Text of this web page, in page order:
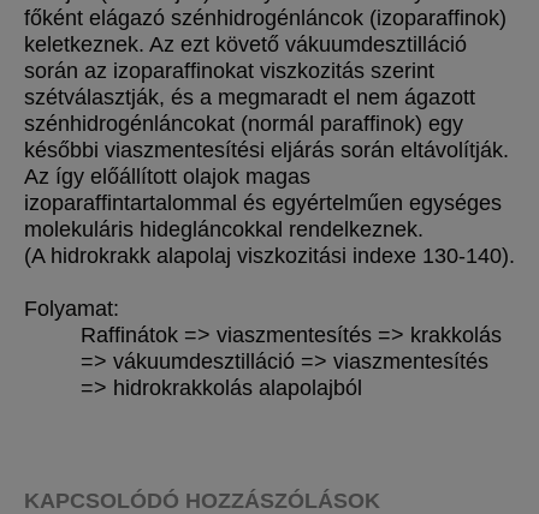
főként elágazó szénhidrogénláncok (izoparaffinok)
keletkeznek. Az ezt követő vákuumdesztilláció
során az izoparaffinokat viszkozitás szerint
szétválasztják, és a megmaradt el nem ágazott
szénhidrogénláncokat (normál paraffinok) egy
későbbi viaszmentesítési eljárás során eltávolítják.
Az így előállított olajok magas
izoparaffintartalommal és egyértelműen egységes
molekuláris hidegláncokkal rendelkeznek.
(A hidrokrakk alapolaj viszkozitási indexe 130-140).
Folyamat:
Raffinátok => viaszmentesítés => krakkolás
=> vákuumdesztilláció => viaszmentesítés
=> hidrokrakkolás alapolajból
KAPCSOLÓDÓ HOZZÁSZÓLÁSOK